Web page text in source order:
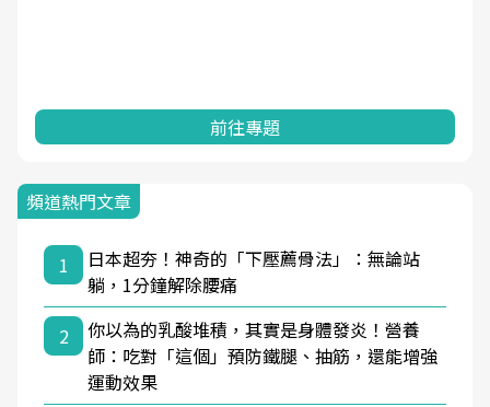
前往專題
頻道熱門文章
1
日本超夯！神奇的「下壓薦骨法」：無論站
躺，1分鐘解除腰痛
2
你以為的乳酸堆積，其實是身體發炎！營養
師：吃對「這個」預防鐵腿、抽筋，還能增強
運動效果